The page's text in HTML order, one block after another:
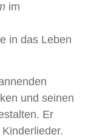
im
in das Leben
und seinen
Er